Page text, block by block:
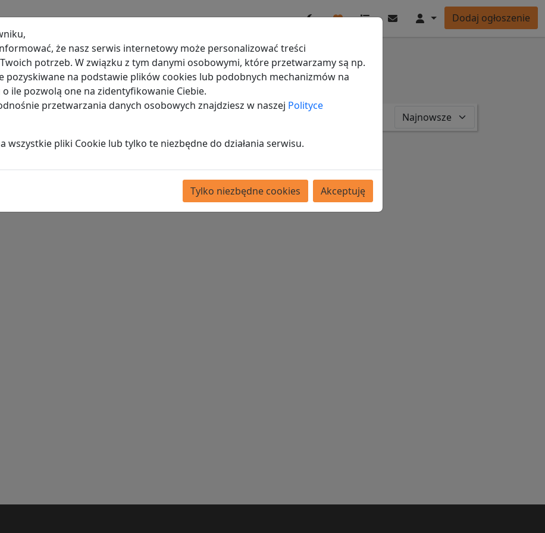
UlubioneOgłoszeniaWiadomości
KontoDodaj ogłoszenie
nie znaleziono
że nasz serwis internetowy może personalizować treści
potrzeb. W związku z tym danymi osobowymi, które przetwarzamy są np.
pozyskiwane na podstawie plików cookies lub podobnych mechanizmów na
ile pozwolą one na zidentyfikowanie Ciebie.
przetwarzania danych osobowych znajdziesz w naszej Polityce
wszystkie pliki Cookie lub tylko te niezbędne do działania serwisu.
Tylko niezbędne cookies Akceptuję